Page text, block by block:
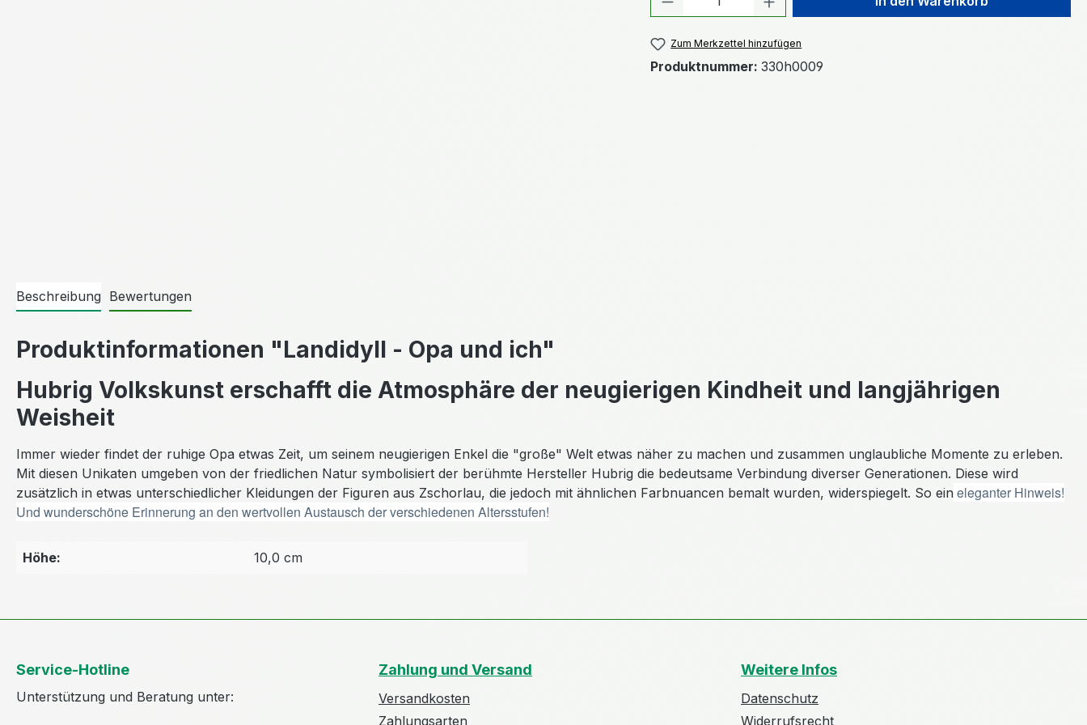
Zum Merkzettel hinzufügen
Produktnummer: 330h0009
Beschreibung Bewertungen
Produktinformationen "Landidyll - Opa und ich"
Hubrig Volkskunst erschafft die Atmosphäre der neugierigen Kindheit und langjährigen
Weisheit
Immer wieder findet der ruhige Opa etwas Zeit, um seinem neugierigen Enkel die "große" Welt etwas näher zu machen und zusammen unglaubliche Momente zu erleben.
Mit diesen Unikaten umgeben von der friedlichen Natur symbolisiert der berühmte Hersteller Hubrig die bedeutsame Verbindung diverser Generationen. Diese wird
zusätzlich in etwas unterschiedlicher Kleidungen der Figuren aus Zschorlau, die jedoch mit ähnlichen Farbnuancen bemalt wurden, widerspiegelt. So ein eleganter Hinweis!
Und wunderschöne Erinnerung an den wertvollen Austausch der verschiedenen Altersstufen!
Höhe: 10,0 cm
Service-Hotline
Unterstützung und Beratung unter:
Zahlung und Versand
Versandkosten
Zahlungsarten
Weitere Infos
Datenschutz
Widerrufsrecht